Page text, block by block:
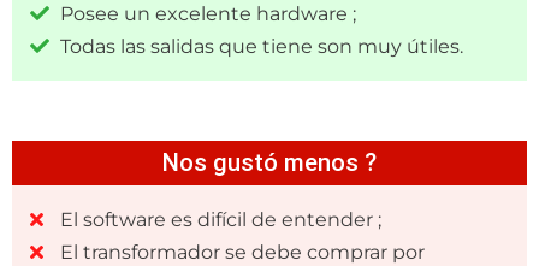
Posee un excelente hardware ;
Todas las salidas que tiene son muy útiles.
Nos gustó menos ?
El software es difícil de entender ;
El transformador se debe comprar por